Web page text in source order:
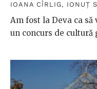
IOANA CÎRLIG, IONUȚ
Am fost la Deva ca
un concurs de cultură